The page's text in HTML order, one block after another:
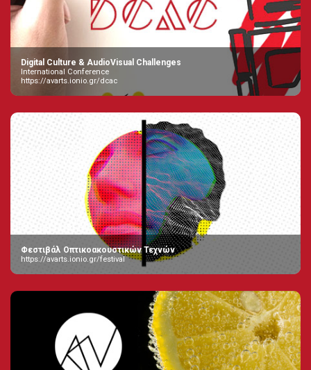
Digital Culture & AudioVisual Challenges
International Conference
https://avarts.ionio.gr/dcac
Φεστιβάλ Οπτικοακουστικών Τεχνών
https://avarts.ionio.gr/festival